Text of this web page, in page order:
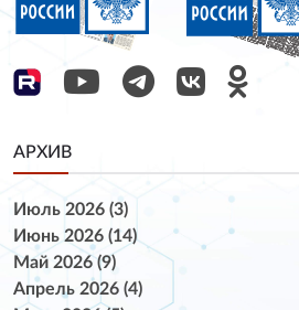
АРХИВ
Июль 2026 (3)
Июнь 2026 (14)
Май 2026 (9)
Апрель 2026 (4)